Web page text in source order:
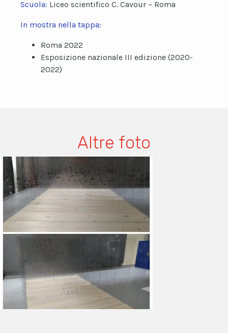
Scuola: Liceo scientifico C. Cavour – Roma
In mostra nella tappa:
Roma 2022
Esposizione nazionale III edizione (2020-
2022)
Altre foto